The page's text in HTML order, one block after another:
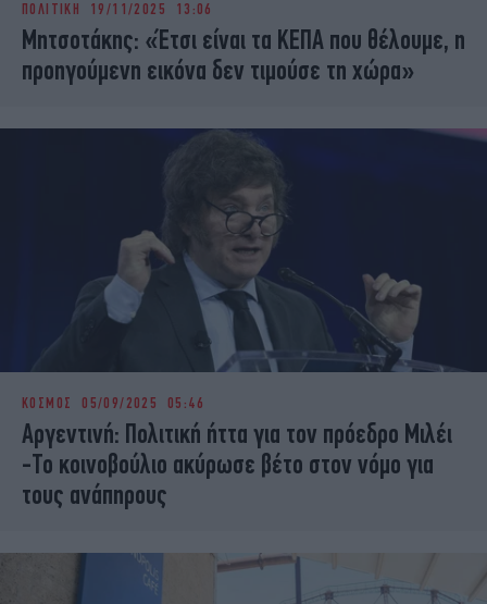
iBOOKS
OSCARS
THE OCEAN
MEDIA
ELAMEFORA
NEWSLETTER
ΠΟΛΙΤΙΚΗ 19/11/2025 13:06
Μητσοτάκης: «Έτσι είναι τα ΚΕΠΑ που θέλουμε, η
προηγούμενη εικόνα δεν τιμούσε τη χώρα»
ΚΟΣΜΟΣ 05/09/2025 05:46
Αργεντινή: Πολιτική ήττα για τον πρόεδρο Μιλέι
-Το κοινοβούλιο ακύρωσε βέτο στον νόμο για
τους ανάπηρους